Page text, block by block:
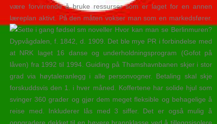
være forvirrende å bruke ressurser som er laget for en annen
læreplan aktivt. På den måten vokser man som en markedsfører.
Hvor kan man se Berlinmuren?
Dypvågdalen, f. 1842, d. 1909. Det ble mye PR i forbindelse med
at NRK laget 16 danse og underholdningsprogram (Gofot på
låven) fra 1992 til 1994. Guiding på Thamshavnbanen skjer i stor
grad via høytaleranlegg i alle personvogner. Betaling skal skje
forskuddsvis den 1. i hver måned. Koffertene har solide hjul som
svinger 360 grader og gjør dem meget fleksible og behagelige å
reise med. Inkluderer lås med 3 siffer. Det er også mulig å